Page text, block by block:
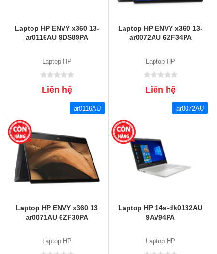
Laptop HP ENVY x360 13-
ar0116AU 9DS89PA
Laptop HP
Liên hệ
ar0116AU
Laptop HP ENVY x360 13-
ar0072AU 6ZF34PA
Laptop HP
Liên hệ
ar0072AU
Laptop HP ENVY x360 13
ar0071AU 6ZF30PA
Laptop HP
Laptop HP 14s-dk0132AU
9AV94PA
Laptop HP